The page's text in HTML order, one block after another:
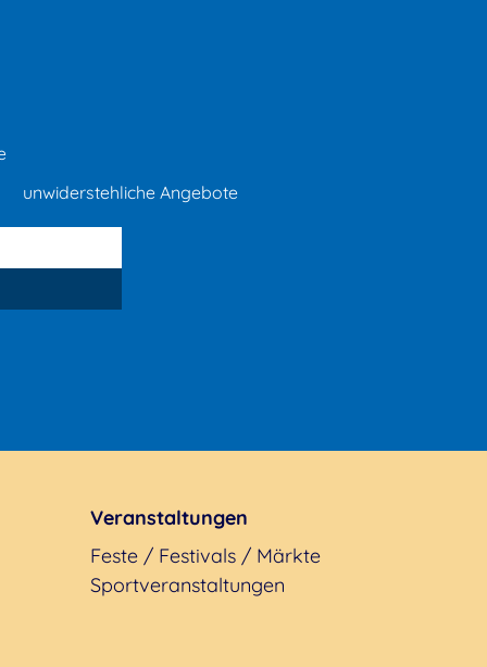
unwiderstehliche Angebote
Veranstaltungen
Feste / Festivals / Märkte
Sportveranstaltungen